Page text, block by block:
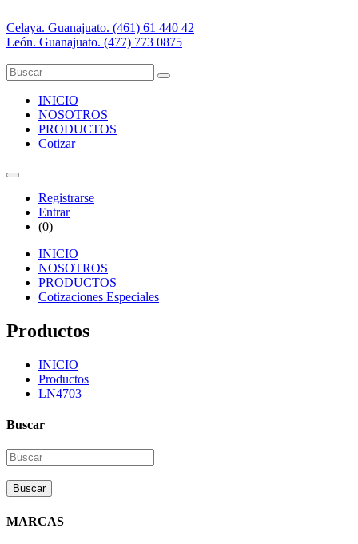
Celaya. Guanajuato. (461) 61 440 42
León. Guanajuato. (477) 773 0875
INICIO
NOSOTROS
PRODUCTOS
Cotizar
Registrarse
Entrar
(0)
INICIO
NOSOTROS
PRODUCTOS
Cotizaciones Especiales
Productos
INICIO
Productos
LN4703
Buscar
Buscar
MARCAS